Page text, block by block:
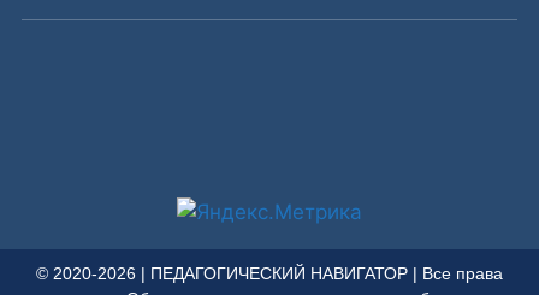
© 2020-2026 | ПЕДАГОГИЧЕСКИЙ НАВИГАТОР | Все права